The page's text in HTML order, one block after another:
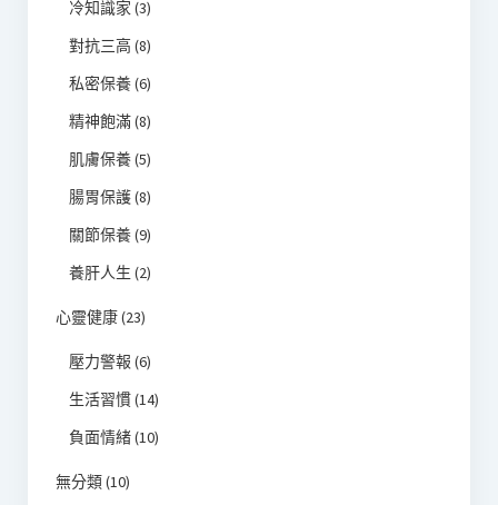
冷知識家 (3)
對抗三高(8)
私密保養(6)
精神飽滿(8)
肌膚保養(5)
腸胃保護(8)
關節保養(9)
養肝人生 (2)
心靈健康(23)
壓力警報 (6)
生活習慣(14)
負面情緒(10)
無分類(10)